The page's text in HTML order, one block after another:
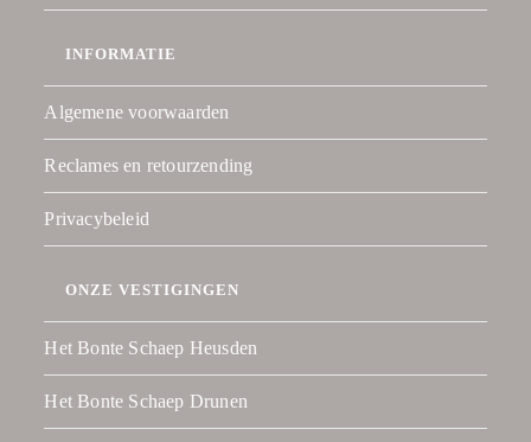
INFORMATIE
Algemene voorwaarden
Reclames en retourzending
Privacybeleid
ONZE VESTIGINGEN
Het Bonte Schaep Heusden
Het Bonte Schaep Drunen